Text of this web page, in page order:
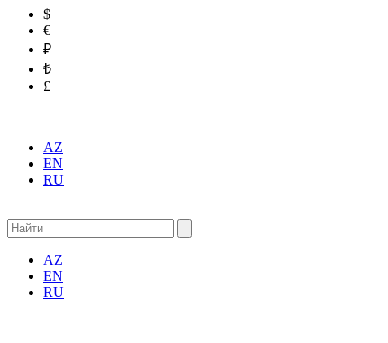
$
€
₽
₺
£
AZ
EN
RU
AZ
EN
RU